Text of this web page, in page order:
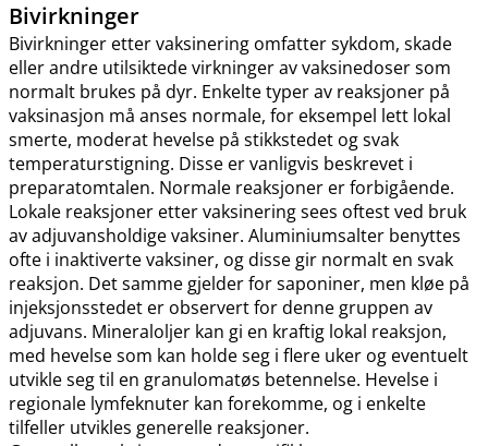
Bivirkninger
Bivirkninger etter vaksinering omfatter sykdom, skade
eller andre utilsiktede virkninger av vaksinedoser som
normalt brukes på dyr. Enkelte typer av reaksjoner på
vaksinasjon må anses normale, for eksempel lett lokal
smerte, moderat hevelse på stikkstedet og svak
temperaturstigning. Disse er vanligvis beskrevet i
preparatomtalen. Normale reaksjoner er forbigående.
Lokale reaksjoner etter vaksinering sees oftest ved bruk
av adjuvansholdige vaksiner. Aluminiumsalter benyttes
ofte i inaktiverte vaksiner, og disse gir normalt en svak
reaksjon. Det samme gjelder for saponiner, men kløe på
injeksjonsstedet er observert for denne gruppen av
adjuvans. Mineraloljer kan gi en kraftig lokal reaksjon,
med hevelse som kan holde seg i flere uker og eventuelt
utvikle seg til en granulomatøs betennelse. Hevelse i
regionale lymfeknuter kan forekomme, og i enkelte
tilfeller utvikles generelle reaksjoner.